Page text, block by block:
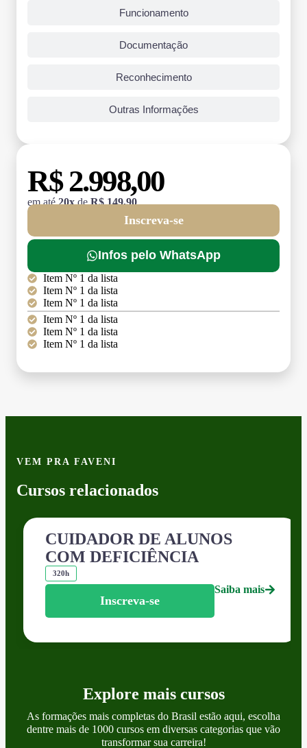
Funcionamento
Documentação
Reconhecimento
Outras Informações
R$ 2.998,00
em até20xdeR$ 149,90
Inscreva-se
Infos pelo WhatsApp
Item Nº 1 da lista
Item Nº 1 da lista
Item Nº 1 da lista
Item Nº 1 da lista
Item Nº 1 da lista
Item Nº 1 da lista
VEM PRA FAVENI
Cursos relacionados
CUIDADOR DE ALUNOS
COM DEFICIÊNCIA
320h
Inscreva-se
Saiba mais
Explore mais cursos
As formações mais completas do Brasil estão aqui, escolha
dentre mais de 1000 cursos em diversas categorias que vão
transformar sua carreira!